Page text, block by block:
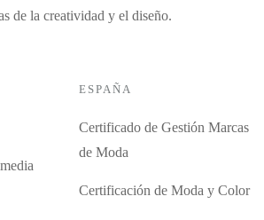
de la creatividad y el diseño.
ESPAÑA
Certificado de Gestión Marcas
de Moda
Certificación de Moda y Color